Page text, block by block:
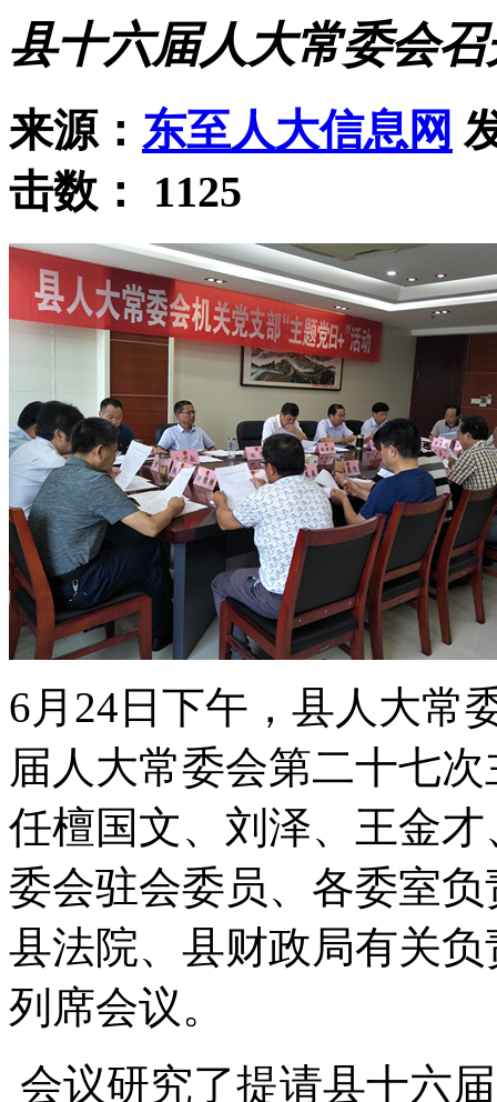
县十六届人大常委会
来源： 东至人大信息网
击数： 1125
6月24日下午，县人大常
届人大常委会第二十七
任檀国文、刘泽、王金
委会驻会委员、各委室
县法院、县财政局有关
列席会议。
会议研究了提请县十六